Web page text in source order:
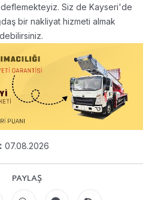
Siz de Kayseri'de
bir nakliyat hizmeti almak
07.08.2026
PAYLAŞ